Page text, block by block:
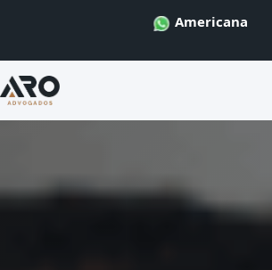
Americana